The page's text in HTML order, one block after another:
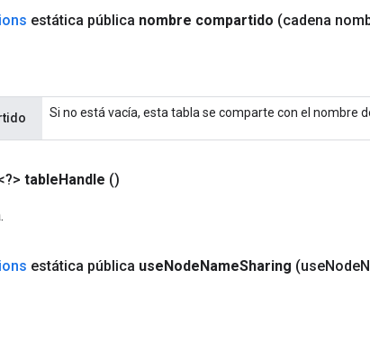
estática pública nombre compartido (cadena
Si no está vacía, esta tabla se comparte con el nombre
tableHandle ()
estática pública useNodeNameSharing (useNode